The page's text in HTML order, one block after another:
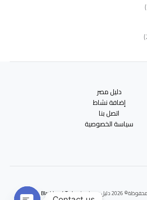
(1)
(4)
كيميائى
دليل مصر
إضافة نشاط
اتصل بنا
سياسة الخصوصية
مصر | برعايه Blackbox 4 Tech